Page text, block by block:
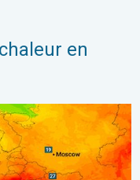
en
Jusqu'à 42